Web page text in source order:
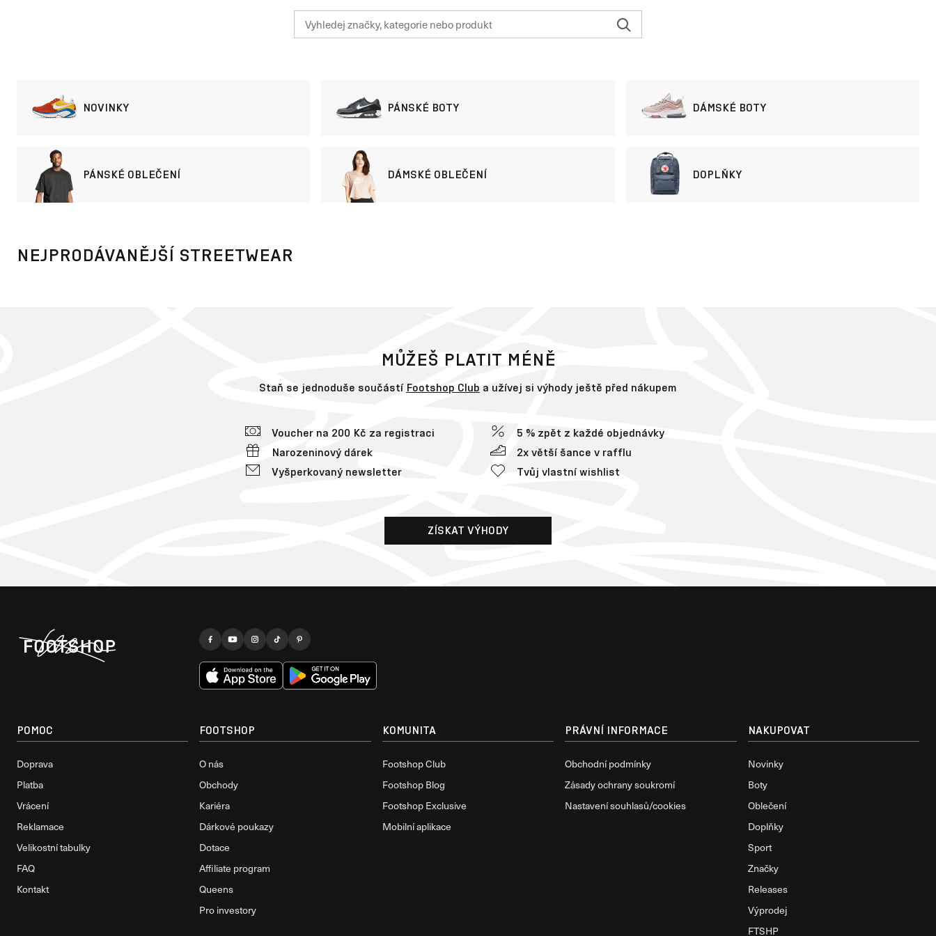
NOVINKY PÁNSKÉ BOTY DÁMSKÉ BOTY
PÁNSKÉ OBLEČENÍ DÁMSKÉ OBLEČENÍ DOPLŇKY
NEJPRODÁVANĚJŠÍ STREETWEAR
MŮŽEŠ PLATIT MÉNĚ
Staň se jednoduše součástí Footshop Club a užívej si výhody ještě před nákupem
Voucher na 200 Kč za registraci
5 % zpět z každé objednávky
Narozeninový dárek
2x větší šance v rafflu
Vyšperkovaný newsletter
Tvůj vlastní wishlist
ZÍSKAT VÝHODY
POMOC
Doprava
Platba
Vrácení
Reklamace
Velikostní tabulky
FAQ
Kontakt
FOOTSHOP
O nás
Obchody
Kariéra
Dárkové poukazy
Dotace
Affiliate program
Queens
Pro investory
KOMUNITA
Footshop Club
Footshop Blog
Footshop Exclusive
Mobilní aplikace
PRÁVNÍ INFORMACE
Obchodní podmínky
Zásady ochrany soukromí
Nastavení souhlasů/cookies
NAKUPOVAT
Novinky
Boty
Oblečení
Doplňky
Sport
Značky
Releases
Výprodej
FTSHP